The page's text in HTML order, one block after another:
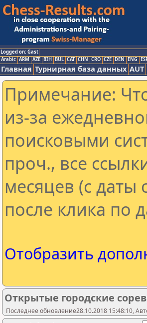
Logged on: Gast
Arabic ARM AZE BIH BUL CAT CHN CRO CZE DEN ENG
Главная Турнирная база данных AUT
Примечание:
из-за
поисковыми
проч., все
месяцев (с
после клика по
Отобразить
Открытые городские
Последнее обновление28.10.2018 15:48:10,